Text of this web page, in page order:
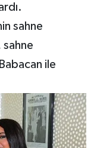
sahne
sahne
ile